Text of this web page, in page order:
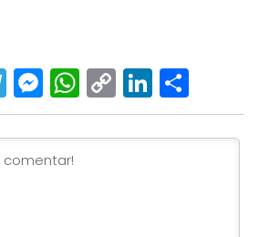
Telegram
Messenger
WhatsApp
Copy
Link